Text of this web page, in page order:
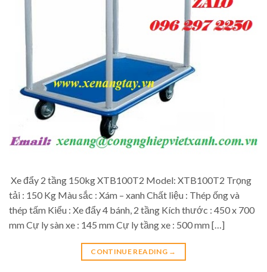
Xe đẩy 2 tầng 150kg XTB100T2 Model: XTB100T2 Trọng
tải : 150 Kg Màu sắc : Xám – xanh Chất liệu : Thép ống và
thép tấm Kiểu : Xe đẩy 4 bánh, 2 tầng Kích thước : 450 x 700
mm Cự ly sàn xe : 145 mm Cự ly tầng xe : 500 mm […]
CONTINUE READING →